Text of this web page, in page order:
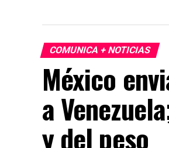
COMUNICA + NOTICIAS
México
a
y del peso